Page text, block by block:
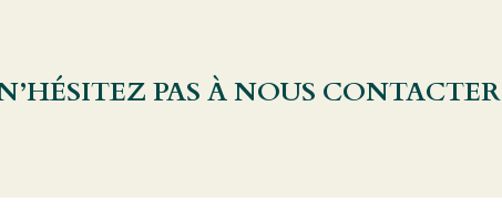
PAS À NOUS CONTACTER